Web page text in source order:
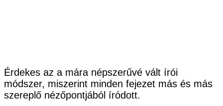
Érdekes az a mára népszerűvé vált írói
módszer, miszerint minden fejezet más és más
szereplő nézőpontjából íródott.